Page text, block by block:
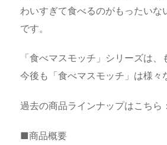
わいすぎて食べるのがもったい
です。
「食べマスモッチ」シリーズは
今後も「食べマスモッチ」は様々
過去の商品ラインナップはこちら
■商品概要